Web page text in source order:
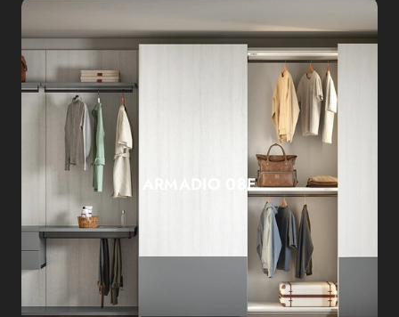
ARMADIO 08E